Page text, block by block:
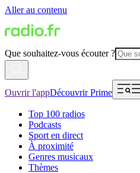
Aller au contenu
Que souhaitez-vous écouter ?
Ouvrir l'appDécouvrir Prime
Top 100 radios
Podcasts
Sport en direct
À proximité
Genres musicaux
Thèmes